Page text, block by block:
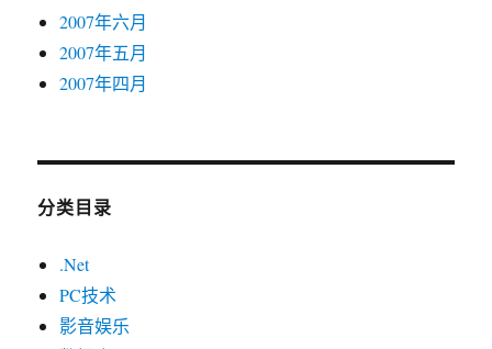
2007年六月
2007年五月
2007年四月
分类目录
.Net
PC技术
影音娱乐